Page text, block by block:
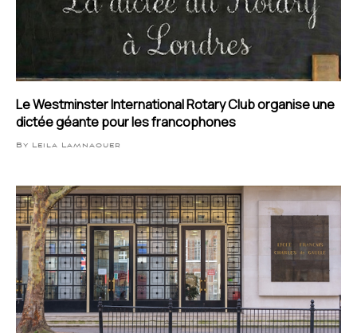
Le Westminster International Rotary Club organise une
dictée géante pour les francophones
By Leila Lamnaouer